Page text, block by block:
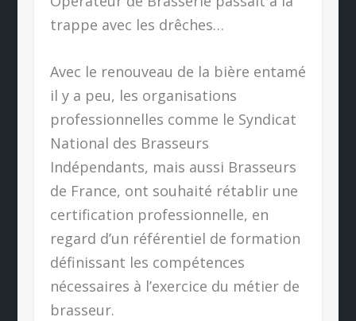
trappe avec les drêches…
Avec le renouveau de la bière entamé
il y a peu, les organisations
professionnelles comme le Syndicat
National des Brasseurs
Indépendants, mais aussi Brasseurs
de France, ont souhaité rétablir une
certification professionnelle, en
regard d’un référentiel de formation
définissant les compétences
nécessaires à l’exercice du métier de
brasseur.